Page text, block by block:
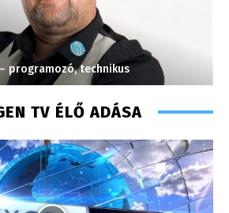
Szabó Döníz – sales
TV ÉLŐ ADÁSA